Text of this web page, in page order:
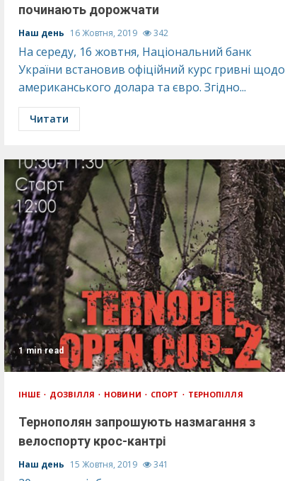
починають дорожчати
Наш день 16 Жовтня, 2019 342
На середу, 16 жовтня, Національний банк
України встановив офіційний курс гривні щодо
американського долара та євро. Згідно...
Читати
1 min read
ІНШЕ ДОЗВІЛЛЯ НОВИНИ СПОРТ ТЕРНОПІЛЛЯ
Тернополян запрошують назмагання з
велоспорту крос-кантрі
Наш день 15 Жовтня, 2019 341